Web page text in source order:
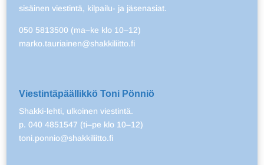
sisäinen viestintä, kilpailu- ja jäsenasiat.
050 5813500 (ma–ke klo 10–12)
marko.tauriainen@shakkiliitto.fi
Viestintäpäällikkö Toni Pönniö
Shakki-lehti, ulkoinen viestintä.
p. 040 4851547 (ti–pe klo 10–12)
toni.ponnio@shakkiliitto.fi